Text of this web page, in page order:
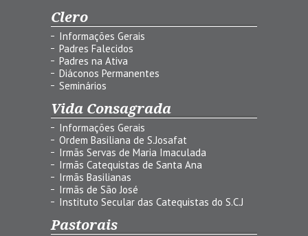
Clero
Informações Gerais
Padres Falecidos
Padres na Ativa
Diáconos Permanentes
Seminários
Vida Consagrada
Informações Gerais
Ordem Basiliana de S.Josafat
Irmãs Servas de Maria Imaculada
Irmãs Catequistas de Santa Ana
Irmãs Basilianas
Irmãs de São José
Instituto Secular das Catequistas do S.C.J
Pastorais